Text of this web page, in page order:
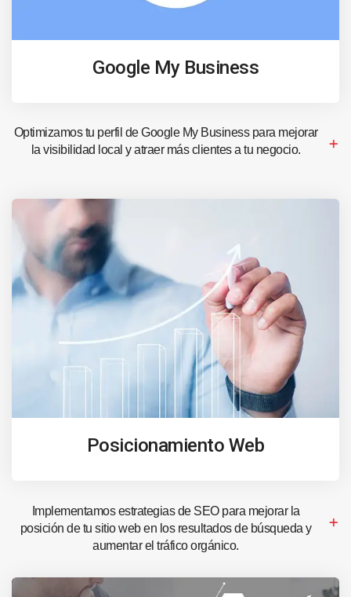
Google My Business
Optimizamos tu perfil de Google My Business para mejorar
la visibilidad local y atraer más clientes a tu negocio.
Posicionamiento Web
Implementamos estrategias de SEO para mejorar la
posición de tu sitio web en los resultados de búsqueda y
aumentar el tráfico orgánico.